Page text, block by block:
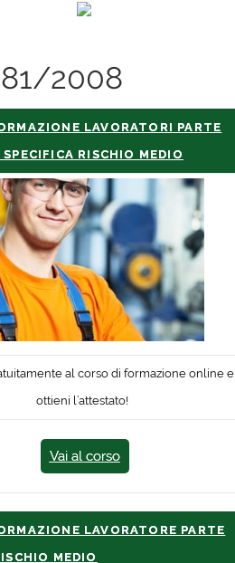
81/2008
LAVORATORI PARTE
SPECIFICA RISCHIO MEDIO
al corso di formazione online e
ottieni l’attestato!
Vai al corso
LAVORATORE PARTE
MEDIO